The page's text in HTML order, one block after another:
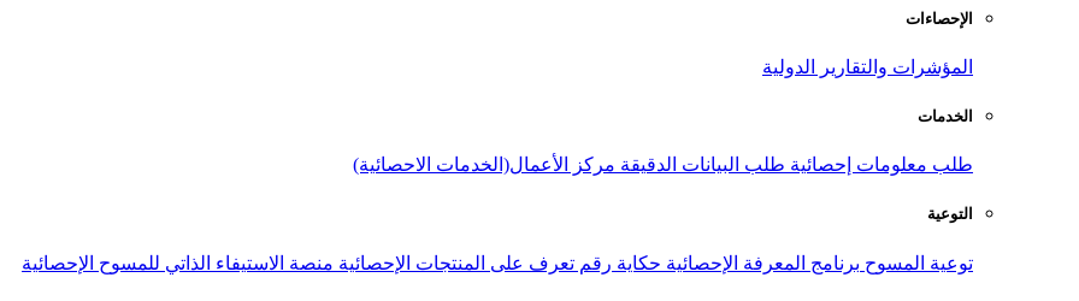
الإحصاءات
المؤشرات والتقارير الدولية
الخدمات
طلب معلومات إحصائية طلب البيانات الدقيقة مركز الأعمال(الخدمات الاحصائية)
التوعية
توعية المسوح برنامج المعرفة الإحصائية حكاية رقم تعرف على المنتجات الإحصائية منصة الاستيفاء الذاتي للمسوح الإحصائية